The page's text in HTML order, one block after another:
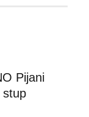
Pijani
stup